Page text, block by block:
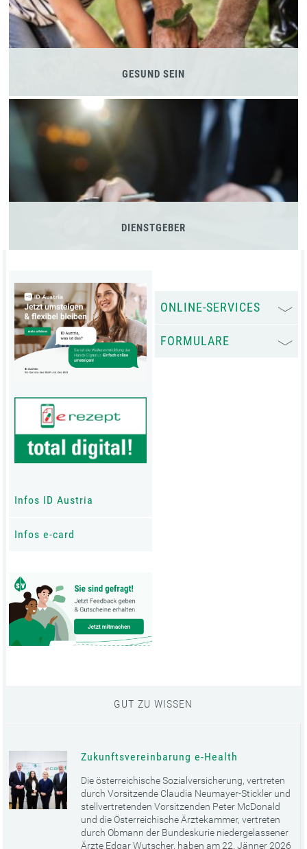
GESUND SEIN
DIENSTGEBER
Infos ID Austria
Infos e-card
ONLINE-SERVICES
FORMULARE
GUT ZU WISSEN
Zukunftsvereinbarung e-Health
Die österreichische Sozialversicherung, vertreten
durch Vorsitzende Claudia Neumayer-Stickler und
stellvertretenden Vorsitzenden Peter McDonald
und die Österreichische Ärztekammer, vertreten
durch Obmann der Bundeskurie niedergelassener
Ärzte Edgar Wutscher, haben am 22. Jänner 2026